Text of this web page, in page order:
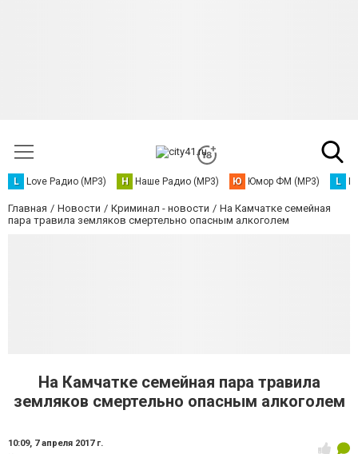
L Love Радио (MP3) Н Наше Радио (MP3) Ю Юмор ФМ (MP3) L
Главная Новости Криминал - новости
На Камчатке семейная
пара травила земляков смертельно опасным алкоголем
На Камчатке семейная пара травила
земляков смертельно опасным алкоголем
10:09, 7 апреля 2017 г.